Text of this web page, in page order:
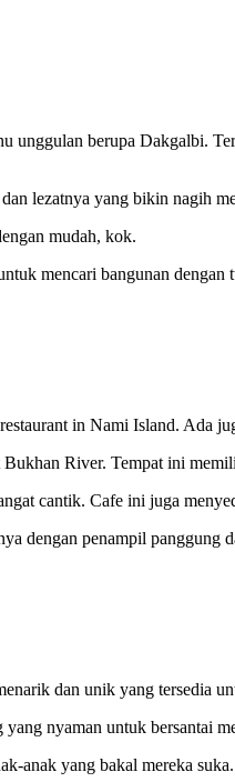
unggulan berupa Dakgalbi.
lezatnya yang bikin nagih
mudah, kok.
mencari bangunan
in Nami Island. Ada
River. Tempat ini
cantik. Cafe ini juga
dengan penampil panggung
dan unik yang tersedia
nyaman untuk bersantai
anak yang bakal mereka suka.